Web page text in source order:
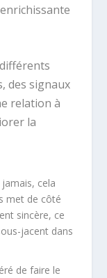
des signaux
relation à
la
cela
met de côté
sincère, ce
jacent dans
de faire le